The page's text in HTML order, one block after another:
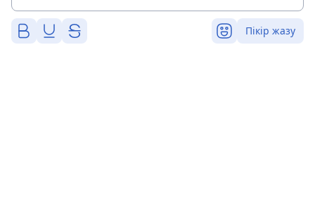
Пікір жазу